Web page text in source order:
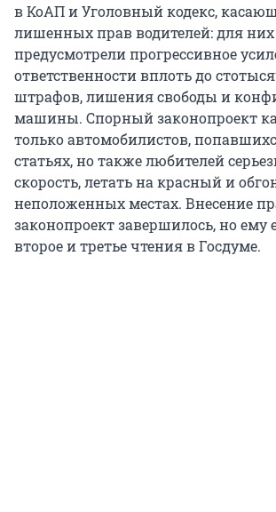
в КоАП и Уголовный кодекс,
лишенных прав водителей: для них
предусмотрели прогрессивное
ответственности вплоть до
штрафов, лишения свободы и
машины. Спорный законопроект
только автомобилистов,
статьях, но также любителей
скорость, летать на красный и
неположенных местах. Внесение
законопроект завершилось, но ему
второе и третье чтения в Госдуме.